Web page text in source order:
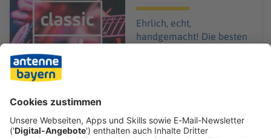
Ehrlich, echt,
handgemacht! Die besten